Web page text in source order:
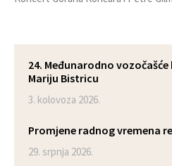
24. Međunarodno
Mariju Bistricu
3. kolovoza 2026.
Promjene radnog vremena
29. srpnja 2026.